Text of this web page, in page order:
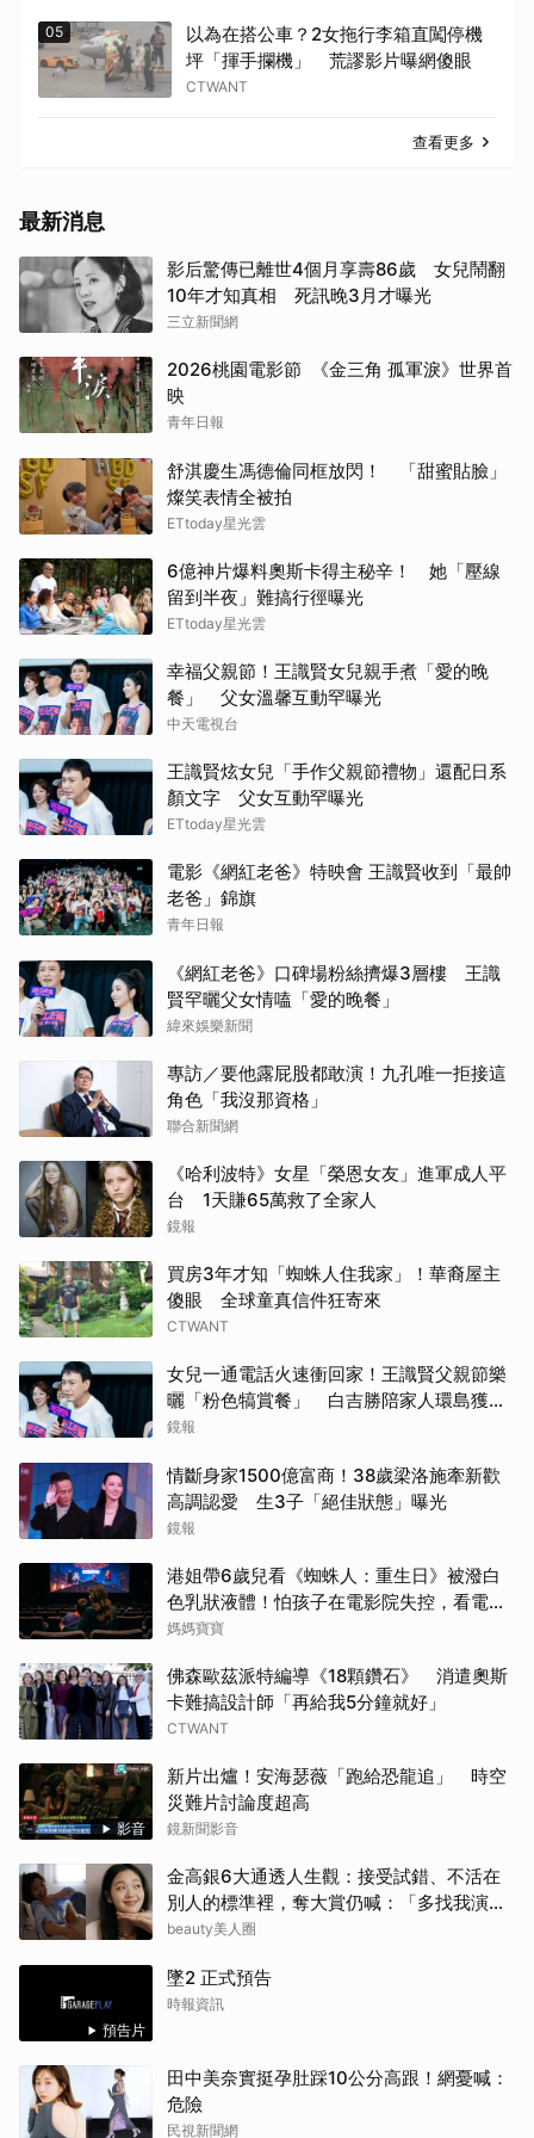
05
以為在搭公車？2女拖行李箱直闖停機
坪「揮手攔機」 荒謬影片曝網傻眼
CTWANT
查看更多
最新消息
影后驚傳已離世4個月享壽86歲 女兒鬧翻
10年才知真相 死訊晚3月才曝光
三立新聞網
2026桃園電影節 《金三角 孤軍淚》世界首
映
青年日報
舒淇慶生馮德倫同框放閃！ 「甜蜜貼臉」
燦笑表情全被拍
ETtoday星光雲
6億神片爆料奧斯卡得主秘辛！ 她「壓線
留到半夜」難搞行徑曝光
ETtoday星光雲
幸福父親節！王識賢女兒親手煮「愛的晚
餐」 父女溫馨互動罕曝光
中天電視台
王識賢炫女兒「手作父親節禮物」還配日系
顏文字 父女互動罕曝光
ETtoday星光雲
電影《網紅老爸》特映會 王識賢收到「最帥
老爸」錦旗
青年日報
《網紅老爸》口碑場粉絲擠爆3層樓 王識
賢罕曬父女情嗑「愛的晚餐」
緯來娛樂新聞
專訪／要他露屁股都敢演！九孔唯一拒接這
角色「我沒那資格」
聯合新聞網
《哈利波特》女星「榮恩女友」進軍成人平
台 1天賺65萬救了全家人
鏡報
買房3年才知「蜘蛛人住我家」！華裔屋主
傻眼 全球童真信件狂寄來
CTWANT
女兒一通電話火速衝回家！王識賢父親節樂
曬「粉色犒賞餐」 白吉勝陪家人環島獲封
「最狂老爸」
鏡報
情斷身家1500億富商！38歲梁洛施牽新歡
高調認愛 生3子「絕佳狀態」曝光
鏡報
港姐帶6歲兒看《蜘蛛人：重生日》被潑白
色乳狀液體！怕孩子在電影院失控，看電影
前爸媽「必做3件事與3評估」
媽媽寶寶
佛森歐茲派特編導《18顆鑽石》 消遣奧斯
卡難搞設計師「再給我5分鐘就好」
CTWANT
影音
新片出爐！安海瑟薇「跑給恐龍追」 時空
災難片討論度超高
鏡新聞影音
金高銀6大通透人生觀：接受試錯、不活在
別人的標準裡，奪大賞仍喊：「多找我演
戲！」
beauty美人圈
預告片
墜2 正式預告
時報資訊
田中美奈實挺孕肚踩10公分高跟！網憂喊：
危險
民視新聞網